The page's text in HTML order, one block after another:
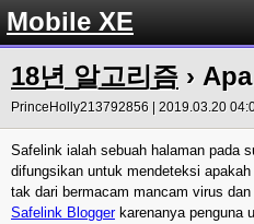
Mobile XE
18년 알고리즘 ›
PrinceHolly213792856 | 2019.03.20
Safelink ialah sebuah halaman pada
difungsikan untuk mendeteksi
tak dari bermacam mancam virus
Safelink Bloggerkarenanya penguna